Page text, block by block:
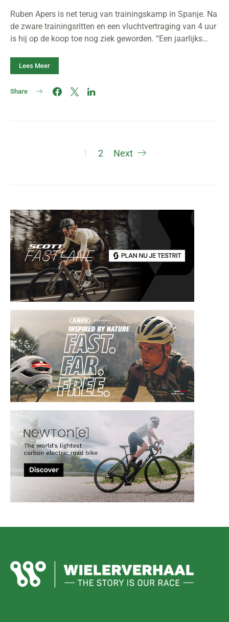
Ruben Apers is net terug van trainingskamp in Spanje. Na
de zware trainingsritten en een vluchtvertraging van 4 uur
is hij op de koop toe nog ziek geworden. “Een jaarlijks…
Lees Meer
Share
Berichten
1 2 Next